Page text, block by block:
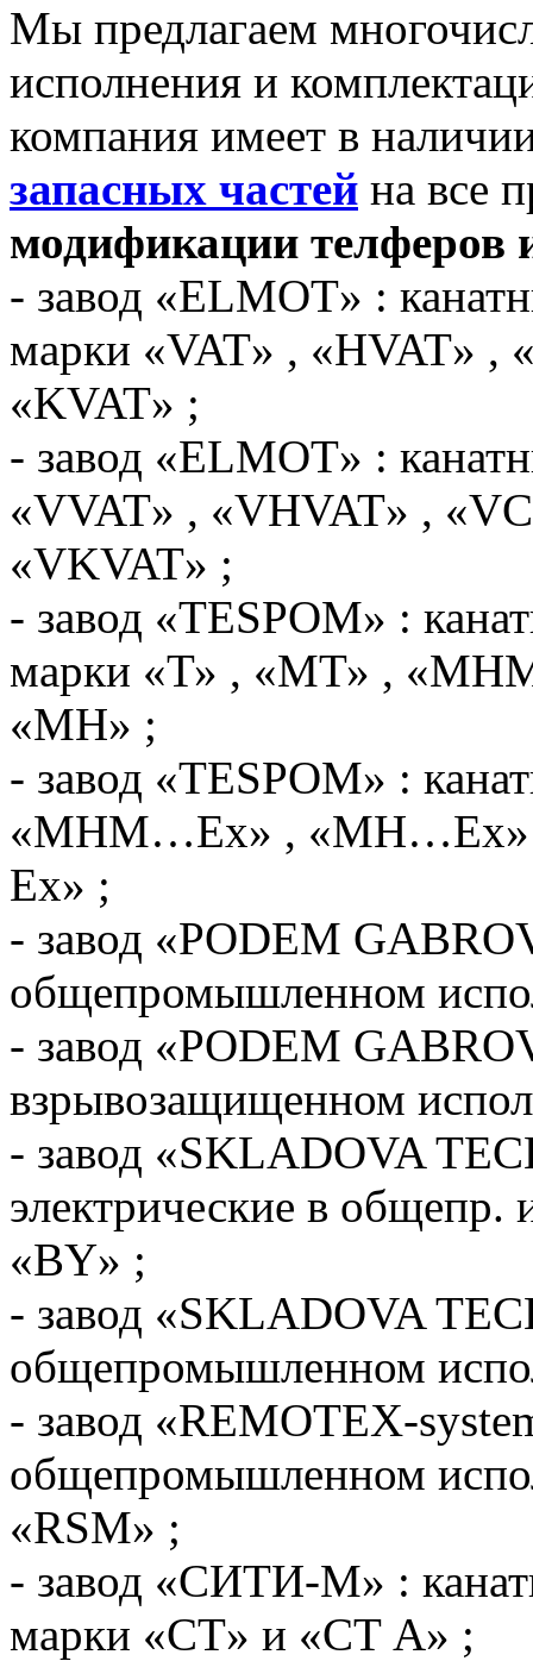
Мы предлагаем
исполнения и
компания имеет в
запасных частей на все
модификации телферов
- завод «ELMOT» :
марки «VAT» , «HVAT» ,
«KVAT» ;
- завод «ELMOT» :
«VVAT» , «VHVAT» ,
«VKVAT» ;
- завод «TESPOM» :
марки «Т» , «МТ» ,
«МН» ;
- завод «TESPOM» :
«МНМ…Ех» , «МН…Ех»
Ех» ;
- завод «PODEM
общепромышленном
- завод «PODEM
взрывозащищенном
- завод «SKLADOVA
электрические в
«ВY» ;
- завод «SKLADOVA
общепромышленном
- завод «REMOTEX-
общепромышленном
«RSM» ;
- завод «СИТИ-М» :
марки «СT» и «СT А» ;